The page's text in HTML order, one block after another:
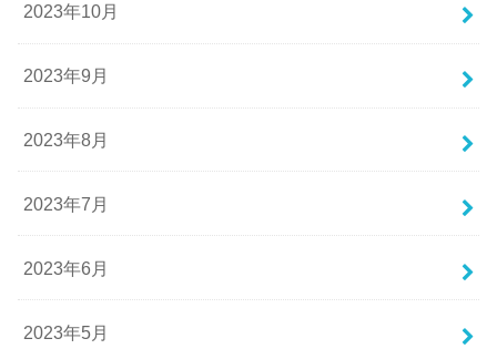
2023年10月
2023年9月
2023年8月
2023年7月
2023年6月
2023年5月